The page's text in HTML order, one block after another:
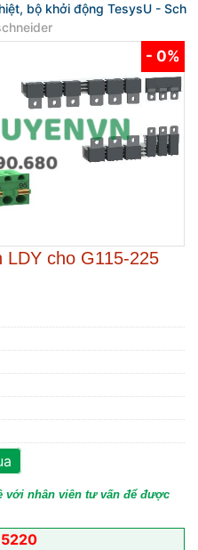
bộ khởi động TesysU -
- 0%
LDY cho G115-225
với nhân viên tư vấn để được